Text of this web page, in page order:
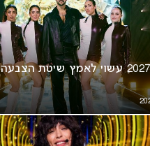
אירוויזיון 2027 עשוי לאמץ